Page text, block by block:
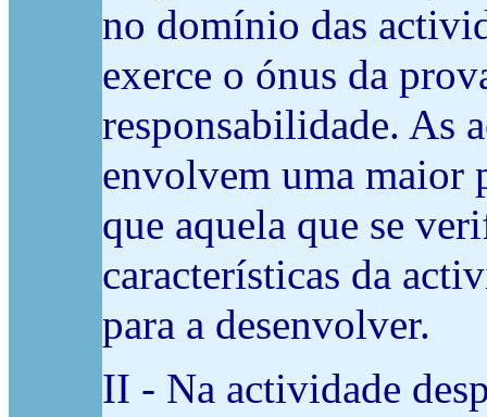
no domínio das
exerce o ónus da
responsabilidade. As
envolvem uma maior
que aquela que se
características da
para a desenvolver.
II - Na actividade